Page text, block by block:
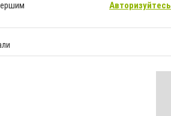
Авторизуйтесь